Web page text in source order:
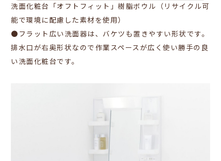
洗面化粧台「オフトフィット」樹脂ボウル（リサイクル可
能で環境に配慮した素材を使用）
●フラット広い洗面器は、バケツも置きやすい形状です。
排水口が右奥形状なので作業スペースが広く使い勝手の良
い洗面化粧台です。